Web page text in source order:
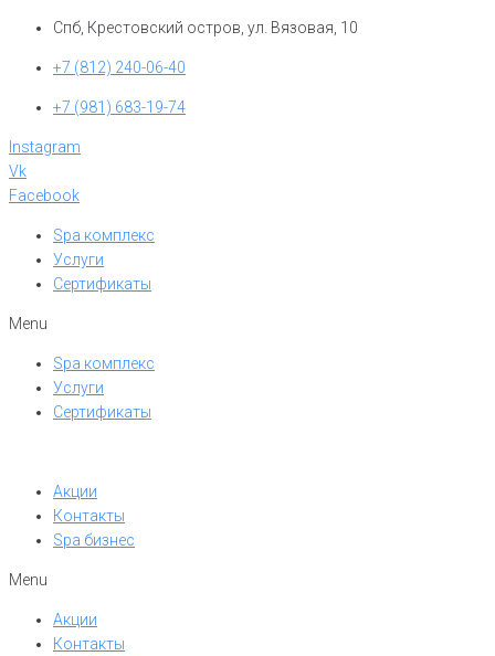
Перейти
контенту
Спб, Крестовский остров, ул. Вязовая, 10
+7 (812) 240-06-40
+7 (981) 683-19-74
Instagram
Vk
Facebook
Spa комплекс
Услуги
Сертификаты
Menu
Spa комплекс
Услуги
Сертификаты
Акции
Контакты
Spa бизнес
Menu
Акции
Контакты